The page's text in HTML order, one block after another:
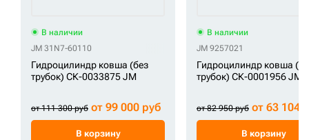
В наличии
JM 31N7-60110
Гидроцилиндр ковша (без
трубок) СК-0033875 JM
от 111 300 руб от 99 000 руб
В корзину
В наличии
JM 9257021
Гидроцилиндр ковша
трубок) СК-0001956 JM
от 82 950 руб от 63 104
В корзину